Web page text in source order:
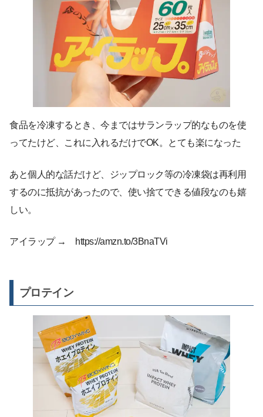
食品を冷凍するとき、今まではサランラップ的なものを使
ってたけど、これに入れるだけでOK。とても楽になった
あと個人的な話だけど、ジップロック等の冷凍袋は再利用
するのに抵抗があったので、使い捨てできる値段なのも嬉
しい。
アイラップ → https://amzn.to/3BnaTVi
プロテイン